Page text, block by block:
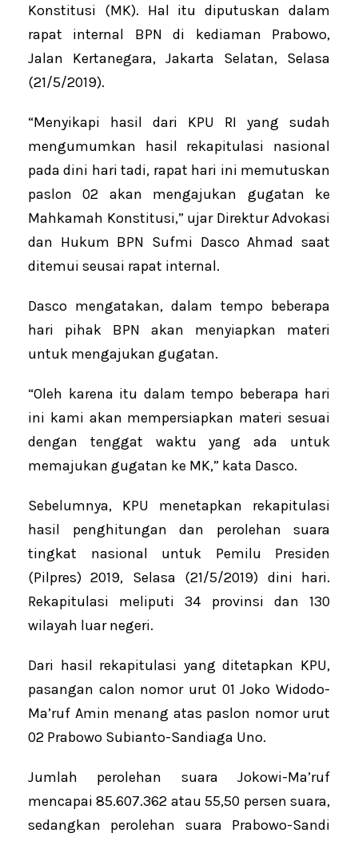
Konstitusi (MK). Hal itu diputuskan dalam
rapat internal BPN di kediaman Prabowo,
Jalan Kertanegara, Jakarta Selatan, Selasa
(21/5/2019).
“Menyikapi hasil dari KPU RI yang sudah
mengumumkan hasil rekapitulasi nasional
pada dini hari tadi, rapat hari ini memutuskan
paslon 02 akan mengajukan gugatan ke
Mahkamah Konstitusi,” ujar Direktur Advokasi
dan Hukum BPN Sufmi Dasco Ahmad saat
ditemui seusai rapat internal.
Dasco mengatakan, dalam tempo beberapa
hari pihak BPN akan menyiapkan materi
untuk mengajukan gugatan.
“Oleh karena itu dalam tempo beberapa hari
ini kami akan mempersiapkan materi sesuai
dengan tenggat waktu yang ada untuk
memajukan gugatan ke MK,” kata Dasco.
Sebelumnya, KPU menetapkan rekapitulasi
hasil penghitungan dan perolehan suara
tingkat nasional untuk Pemilu Presiden
(Pilpres) 2019, Selasa (21/5/2019) dini hari.
Rekapitulasi meliputi 34 provinsi dan 130
wilayah luar negeri.
Dari hasil rekapitulasi yang ditetapkan KPU,
pasangan calon nomor urut 01 Joko Widodo-
Ma’ruf Amin menang atas paslon nomor urut
02 Prabowo Subianto-Sandiaga Uno.
Jumlah perolehan suara Jokowi-Ma’ruf
mencapai 85.607.362 atau 55,50 persen suara,
sedangkan perolehan suara Prabowo-Sandi